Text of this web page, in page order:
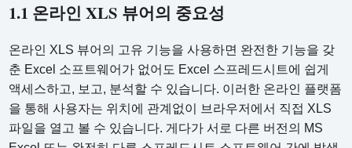
1.1 온라인 XLS 뷰어의 중요성
온라인 XLS 뷰어의 고유 기능을 사용하면 완전한 기능을 갖
춘 Excel 소프트웨어가 없어도 Excel 스프레드시트에 쉽게
액세스하고, 보고, 분석할 수 있습니다. 이러한 온라인 플랫폼
을 통해 사용자는 위치에 관계없이 브라우저에서 직접 XLS
파일을 열고 볼 수 있습니다. 게다가 서로 다른 버전의 MS